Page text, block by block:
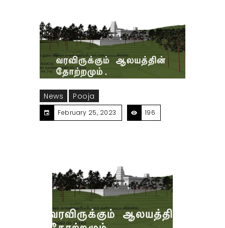
News Pooja
February 25, 2023 196